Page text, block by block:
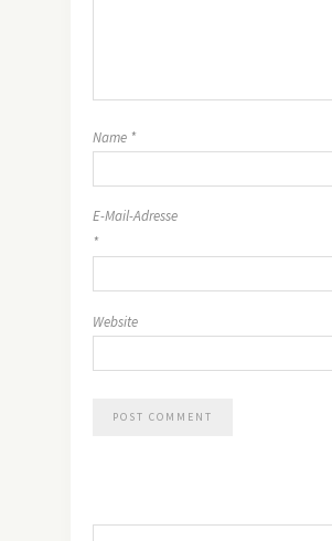
Name *
E-Mail-Adresse
*
Website